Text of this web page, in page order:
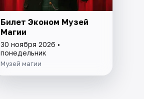
Билет Эконом Музей
Магии
30 ноября 2026 •
понедельник
Музей магии